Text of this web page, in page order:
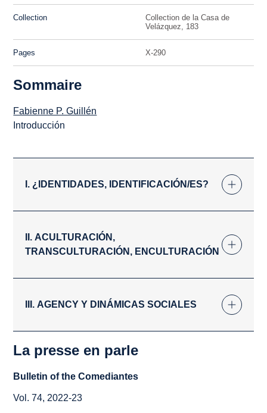
Collection
Collection de la Casa de
Velázquez, 183
Pages X-290
Sommaire
Fabienne P. Guillén
Introducción
I. ¿IDENTIDADES, IDENTIFICACIÓN/ES?
II. ACULTURACIÓN,
TRANSCULTURACIÓN, ENCULTURACIÓN
III.AGENCY Y DINÁMICAS SOCIALES
La presse en parle
Bulletin of the Comediantes
Vol. 74, 2022-23